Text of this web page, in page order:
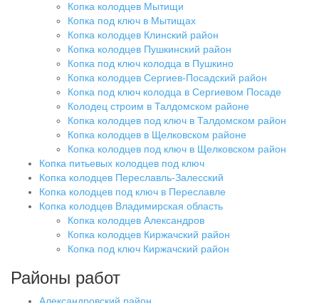
Копка колодцев Мытищи
Копка под ключ в Мытищах
Копка колодцев Клинский район
Копка колодцев Пушкинский район
Копка под ключ колодца в Пушкино
Копка колодцев Сергиев-Посадский район
Копка под ключ колодца в Сергиевом Посаде
Колодец строим в Талдомском районе
Копка колодцев под ключ в Талдомском район
Копка колодцев в Щелковском районе
Копка колодцев под ключ в Щелковском район
Копка питьевых колодцев под ключ
Копка колодцев Переславль-Залесский
Копка колодцев под ключ в Переславле
Копка колодцев Владимирская область
Копка колодцев Александров
Копка колодцев Киржачский район
Копка под ключ Киржачский район
Районы работ